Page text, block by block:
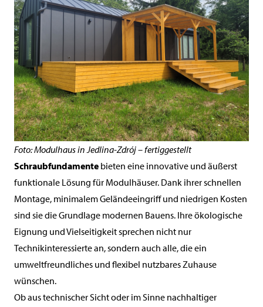
Foto: Modulhaus in Jedlina-Zdrój – fertiggestellt
Schraubfundamente bieten eine innovative und äußerst
funktionale Lösung für Modulhäuser. Dank ihrer schnellen
Montage, minimalem Geländeeingriff und niedrigen Kosten
sind sie die Grundlage modernen Bauens. Ihre ökologische
Eignung und Vielseitigkeit sprechen nicht nur
Technikinteressierte an, sondern auch alle, die ein
umweltfreundliches und flexibel nutzbares Zuhause
wünschen.
Ob aus technischer Sicht oder im Sinne nachhaltiger